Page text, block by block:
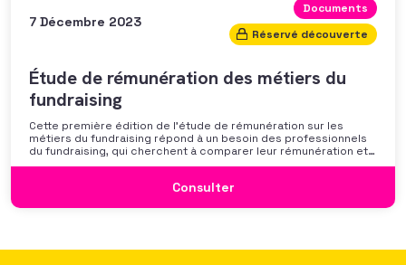
7 Décembre 2023
Documents
Réservé découverte
Étude de rémunération des métiers du
fundraising
Cette première édition de l’étude de rémunération sur les
métiers du fundraising répond à un besoin des professionnels
du fundraising, qui cherchent à comparer leur rémunération et à
se positionner. Elle répond également à une préoccupation
des politiques salariales comme un enjeu majeur,
Consulter